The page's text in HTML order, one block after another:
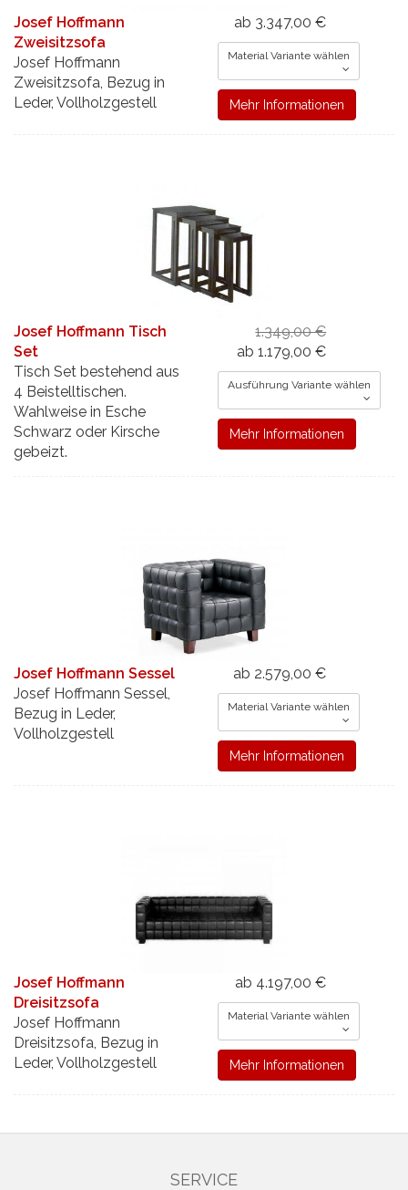
Josef Hoffmann
Zweisitzsofa
Josef Hoffmann
Zweisitzsofa, Bezug in
Leder, Vollholzgestell
ab 3.347,00 €
Material Variante wählen
Mehr Informationen
Josef Hoffmann Tisch
Set
Tisch Set bestehend aus
4 Beistelltischen.
Wahlweise in Esche
Schwarz oder Kirsche
gebeizt.
1.349,00 €
ab 1.179,00 €
Ausführung Variante wählen
Mehr Informationen
Josef Hoffmann Sessel
Josef Hoffmann Sessel,
Bezug in Leder,
Vollholzgestell
ab 2.579,00 €
Material Variante wählen
Mehr Informationen
Josef Hoffmann
Dreisitzsofa
Josef Hoffmann
Dreisitzsofa, Bezug in
Leder, Vollholzgestell
ab 4.197,00 €
Material Variante wählen
Mehr Informationen
SERVICE